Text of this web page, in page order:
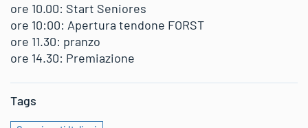
ore 10.00: Start Seniores
ore 10:00: Apertura tendone FORST
ore 11.30: pranzo
ore 14.30: Premiazione
Tags